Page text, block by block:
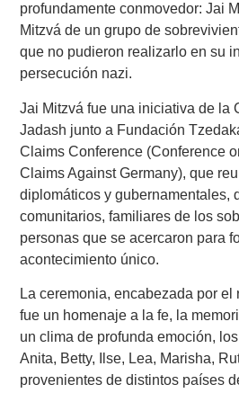
profundamente conmovedor: Jai
Mitzvá de un grupo de
que no pudieron realizarlo en su
persecución nazi.
Jai Mitzvá fue una iniciativa de la
Jadash junto a Fundación
Claims Conference (Conference
Claims Against Germany), que
diplomáticos y gubernamentales,
comunitarios, familiares de los
personas que se acercaron para
acontecimiento único.
La ceremonia, encabezada por el
fue un homenaje a la fe, la
un clima de profunda emoción,
Anita, Betty, Ilse, Lea, Marisha,
provenientes de distintos países